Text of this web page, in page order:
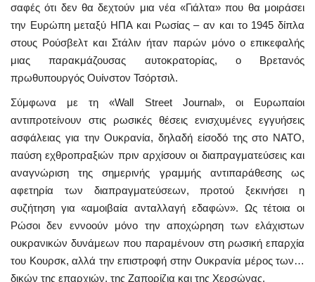
σαφές ότι δεν θα δεχτούν μια νέα «Γιάλτα» που θα μοιράσει
την Ευρώπη μεταξύ ΗΠΑ και Ρωσίας – αν και το 1945 δίπλα
στους Ρούσβελτ και Στάλιν ήταν παρών μόνο ο επικεφαλής
μιας παρακμάζουσας αυτοκρατορίας, ο Βρετανός
πρωθυπουργός Ουίνστον Τσόρτσιλ.
Σύμφωνα με τη «Wall Street Journal», οι Ευρωπαίοι
αντιπροτείνουν στις ρωσικές θέσεις ενισχυμένες εγγυήσεις
ασφάλειας για την Ουκρανία, δηλαδή είσοδό της στο ΝΑΤΟ,
παύση εχθροπραξιών πριν αρχίσουν οι διαπραγματεύσεις και
αναγνώριση της σημερινής γραμμής αντιπαράθεσης ως
αφετηρία των διαπραγματεύσεων, προτού ξεκινήσει η
συζήτηση για «αμοιβαία ανταλλαγή εδαφών». Ως τέτοια οι
Ρώσοι δεν εννοούν μόνο την αποχώρηση των ελάχιστων
ουκρανικών δυνάμεων που παραμένουν στη ρωσική επαρχία
του Κουρσκ, αλλά την επιστροφή στην Ουκρανία μέρος των…
δικών της επαρχιών, της Ζαπορίζια και της Χερσώνας.